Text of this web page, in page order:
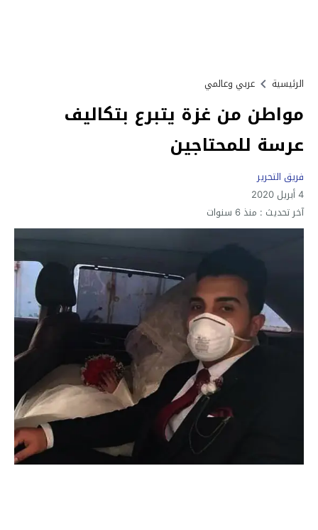
الرئيسية عربي وعالمي
مواطن من غزة يتبرع بتكاليف
عرسة للمحتاجين
فريق التحرير
4 أبريل 2020
آخر تحديث : منذ 6 سنوات